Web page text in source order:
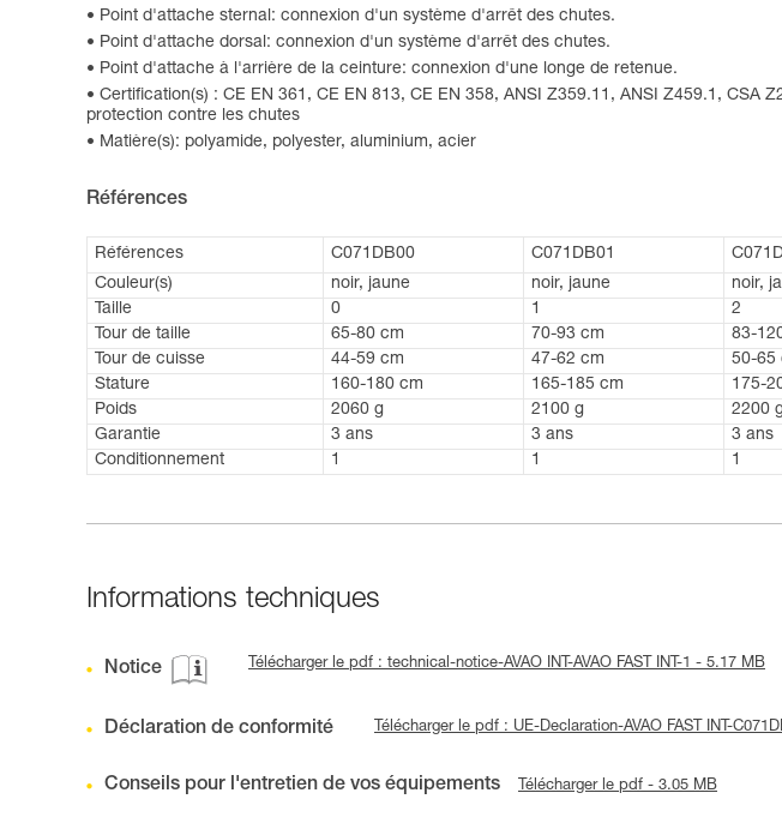
Point d'attache sternal: connexion d'un système d'arrêt des chutes.
Point d'attache dorsal: connexion d'un système d'arrêt des chutes.
Point d'attache à l'arrière de la ceinture: connexion d'une longe de retenue.
Certification(s) : CE EN 361, CE EN 813, CE EN 358, ANSI Z359.11, ANSI Z459.1,
protection contre les chutes
Matière(s): polyamide, polyester, aluminium, acier
Références
Références C071DB00 C071DB01
Couleur(s)
noir, jaune noir, jaune noir,
Taille
0 1 2
Tour de taille
65-80 cm 70-93 cm 83-
Tour de cuisse
44-59 cm 47-62 cm 50-65
Stature
160-180 cm 165-185 cm 175-
Poids
2060 g 2100 g 2200 g
Garantie
3 ans 3 ans 3 ans
Conditionnement
1 1 1
Informations techniques
Notice Télécharger le pdf : technical-notice-AVAO INT-AVAO FAST INT-1 - 5.17 MB
Déclaration de conformité Télécharger le pdf : UE-Declaration-AVAO FAST INT-
Conseils pour l'entretien de vos équipements Télécharger le pdf - 3.05 MB